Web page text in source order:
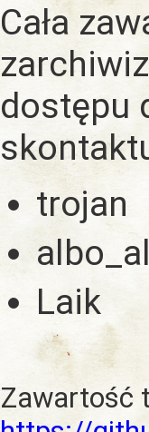
Cała
dostępu
trojan
Laik
Zawartość